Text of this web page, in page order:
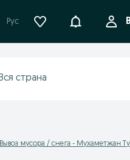
Рус Уведомления
Вывоз мусора / снега - Мухаметжан